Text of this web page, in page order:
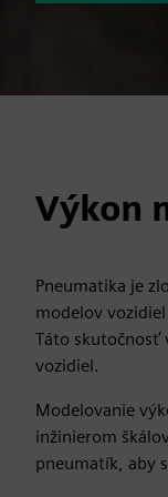
Výkon
Pneumatika je
modelov
Táto skutočnosť
vozidiel.
Modelovanie
inžinierom
pneumatík, aby